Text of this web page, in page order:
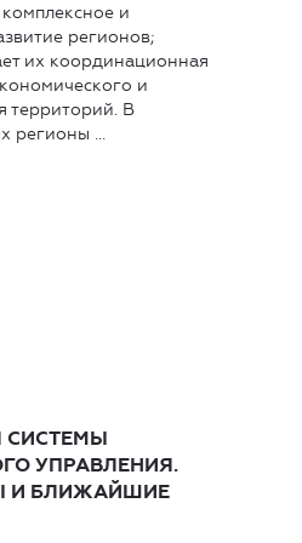
и
регионов;
их координационная
и
территорий. В
регионы ...
УПРАВЛЕНИЯ.
И БЛИЖАЙШИЕ